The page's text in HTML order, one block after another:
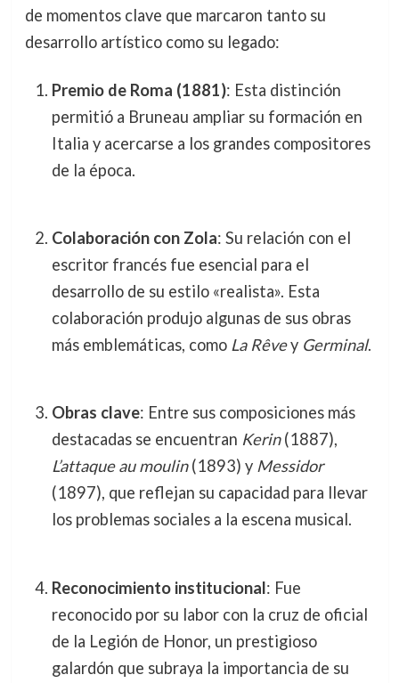
de momentos clave que marcaron tanto su
desarrollo artístico como su legado:
Premio de Roma (1881): Esta distinción
permitió a Bruneau ampliar su formación en
Italia y acercarse a los grandes compositores
de la época.
Colaboración con Zola: Su relación con el
escritor francés fue esencial para el
desarrollo de su estilo «realista». Esta
colaboración produjo algunas de sus obras
más emblemáticas, como La Rêvey Germinal.
Obras clave: Entre sus composiciones más
destacadas se encuentran Kerin(1887),
L’attaque au moulin(1893) y Messidor
(1897), que reflejan su capacidad para llevar
los problemas sociales a la escena musical.
Reconocimiento institucional: Fue
reconocido por su labor con la cruz de oficial
de la Legión de Honor, un prestigioso
galardón que subraya la importancia de su